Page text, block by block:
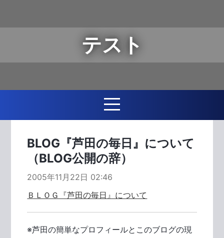
テスト
BLOG『芦田の毎日』について
（BLOG公開の辞）
2005年11月22日 02:46
ＢＬＯＧ『芦田の毎日』について
※芦田の簡単なプロフィールとこのブログの現